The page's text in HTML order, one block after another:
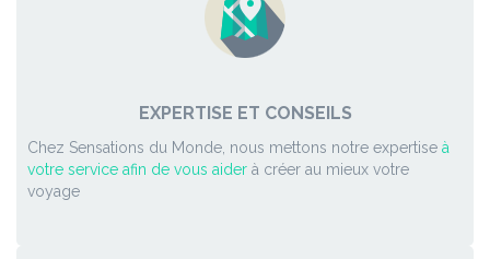
EXPERTISE ET CONSEILS
Chez Sensations du Monde, nous mettons notre expertise à
votre service afin de vous aider à créer au mieux votre
voyage